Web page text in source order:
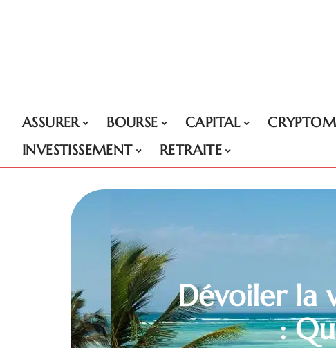
ASSURER BOURSE CAPITAL
INVESTISSEMENT
RETRAITE
Dévoiler la
: